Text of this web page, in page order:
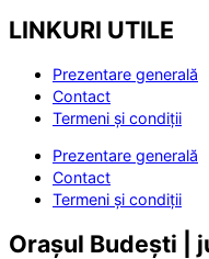
LINKURI UTILE
Prezentare generală
Contact
Termeni și condiții
Prezentare generală
Contact
Termeni și condiții
Orașul Budești |